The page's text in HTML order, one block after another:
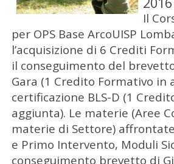
Il
per OPS Base ArcoUISP
l’acquisizione di 6 Crediti
il conseguimento del
Gara (1 Credito Formativo in
certificazione BLS-D (1
aggiunta). Le materie (Aree
materie di Settore)
e Primo Intervento, Moduli
conseguimento brevetto di